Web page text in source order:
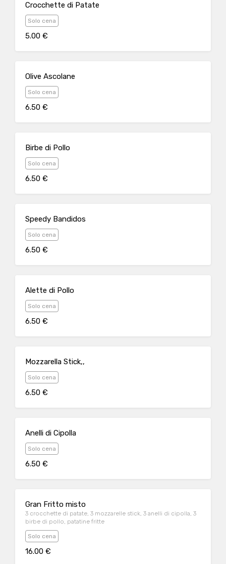
Crocchette di Patate
Solo cena
5.00 €
Olive Ascolane
Solo cena
6.50 €
Birbe di Pollo
Solo cena
6.50 €
Speedy Bandidos
Solo cena
6.50 €
Alette di Pollo
Solo cena
6.50 €
Mozzarella Stick,,
Solo cena
6.50 €
Anelli di Cipolla
Solo cena
6.50 €
Gran Fritto misto
3 crocchette di patate, 3 mozzarelle stick, 3 anelli di cipolla, 3
birbe di pollo, patatine fritte
Solo cena
16.00 €